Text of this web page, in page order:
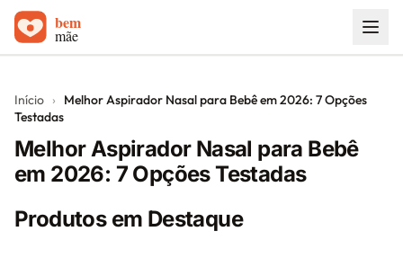
Carrinhos de bebê
Sobre
Início ›
Melhor Aspirador Nasal para Bebê em 2026: 7 Opções
Testadas
Melhor Aspirador Nasal para Bebê
em 2026: 7 Opções Testadas
Produtos em Destaque